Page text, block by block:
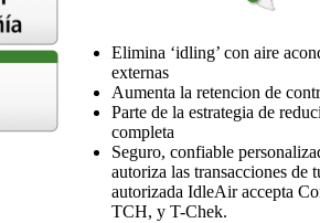
Elimina ‘idling’ con aire
externas
Aumenta la retencion de
Parte de la estrategia de
completa
Seguro, confiable
autoriza las transacciones de
autorizada IdleAir accepta
TCH, y T-Chek.